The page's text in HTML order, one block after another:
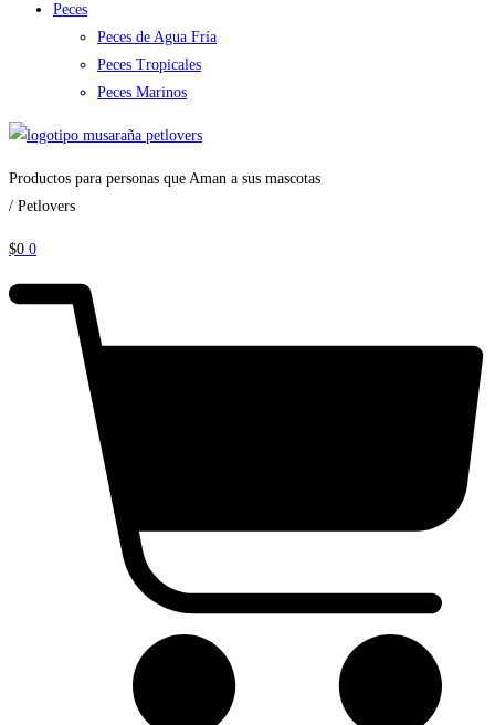
Peces
Peces de Agua Fría
Peces Tropicales
Peces Marinos
Productos para personas que Aman a sus mascotas
/ Petlovers
$0 0